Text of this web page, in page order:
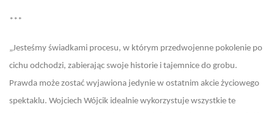
***
„Jesteśmy świadkami procesu, w którym przedwojenne pokolenie po
cichu odchodzi, zabierając swoje historie i tajemnice do grobu.
Prawda może zostać wyjawiona jedynie w ostatnim akcie życiowego
spektaklu. Wojciech Wójcik idealnie wykorzystuje wszystkie te